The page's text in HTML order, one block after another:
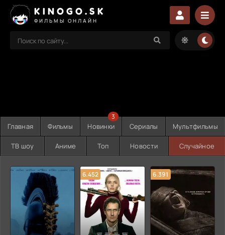
KINOGO.SK
ФИЛЬМЫ ОНЛАЙН
Главная Фильмы Новинки
3
Сериалы Мультфильмы
ТВ шоу Аниме Топ Новости Случайное
6.452 6.391